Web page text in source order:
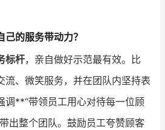
的服务带动力？
标杆，亲自做好示范最有效。比
流、微笑服务，并在团队内坚持表
调**“带领员工用心对待每一位顾
出整个团队。鼓励员工夸赞顾客